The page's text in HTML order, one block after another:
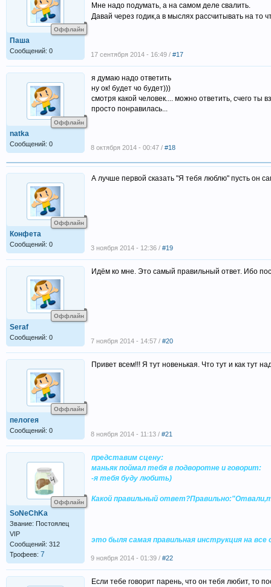
Оффлайн
Паша
Сообщений: 0
Мне надо подумать, а на самом деле свалить.
Давай через годик,а в мыслях рассчитывать на то
17 сентября 2014 - 16:49 / #17
Оффлайн
natka
Сообщений: 0
я думаю надо ответить
ну ок! будет чо будет)))
смотря какой человек.... можно ответить, счего ты
просто понравилась...
8 октября 2014 - 00:47 / #18
Оффлайн
Конфета
Сообщений: 0
А лучше первой сказать "Я тебя люблю" пусть он
3 ноября 2014 - 12:36 / #19
Оффлайн
Seraf
Сообщений: 0
Идём ко мне. Это самый правильный ответ. Ибо
7 ноября 2014 - 14:57 / #20
Оффлайн
пелогея
Сообщений: 0
Привет всем!!! Я тут новенькая. Что тут и как тут
8 ноября 2014 - 11:13 / #21
Оффлайн
SoNeChKa
Звание: Постоялец
VIP
Сообщений: 312
Трофеев: 7
представим сцену:
маньяк поймал тебя в подворотне и говорит:
-я тебя буду любить)
Какой правильный
это быля самая правильная инструкция на
9 ноября 2014 - 01:39 / #22
Если тебе говорит парень, что он тебя любит, то